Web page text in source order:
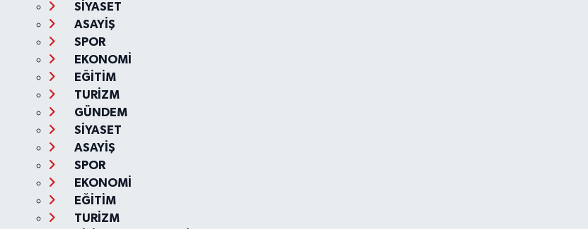
SİYASET
ASAYİŞ
SPOR
EKONOMİ
EĞİTİM
TURİZM
GÜNDEM
SİYASET
ASAYİŞ
SPOR
EKONOMİ
EĞİTİM
TURİZM